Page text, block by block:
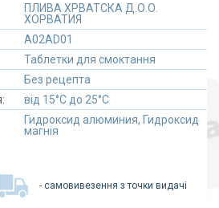
ПЛИВА ХРВАТСКА Д.О.О.
ХОРВАТИЯ
A02AD01
Таблетки для смоктання
Без рецепта
від 15°C до 25°C
Гидроксид алюминия, Гидроксид
магнія
- самовивезення з точки видачі